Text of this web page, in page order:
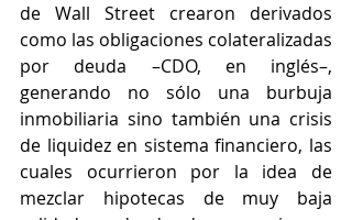
de Wall Street crearon derivados
como las obligaciones colateralizadas
por deuda –CDO, en inglés–,
generando no sólo una burbuja
inmobiliaria sino también una crisis
de liquidez en sistema financiero, las
cuales ocurrieron por la idea de
mezclar hipotecas de muy baja